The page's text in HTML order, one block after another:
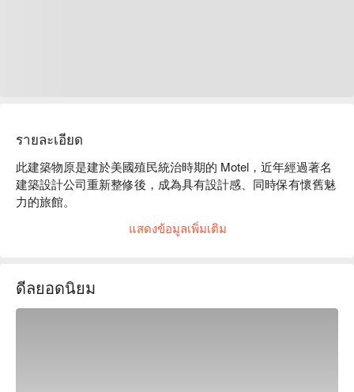
รายละเอียด
此建築物原是建於美國殖民統治時期的 Motel，近年經過著名
建築設計公司重新整修後，成為具有設計感、同時保有懷舊魅
力的旅館。
「 沖繩香料汽車旅館 」位於充滿異國風情與美日混血文化的
沖繩本島中部，可以盡情享受購物與海灘的人氣勝地。
無論您是來沖繩旅遊或是長住，都是您落腳處的最佳選擇！
แสดงข้อมูลเพิ่มเติม
ดีลยอดนิยม